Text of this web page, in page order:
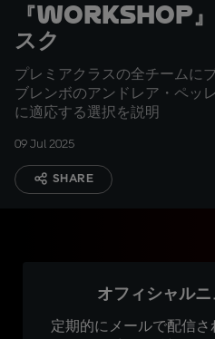
『WORKSHOP
スク
プレミアクラスの全チームに
ブレンボのアンドレア・ペッ
に適応する選択を説明
09 Jul 2025
SHARE
オフィシャル
定期的にメールで配信